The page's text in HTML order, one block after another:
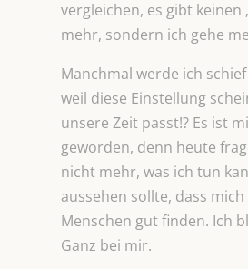
vergleichen, es gibt keinen
mehr, sondern ich gehe
Manchmal werde ich
weil diese Einstellung
unsere Zeit passt!? Es ist
geworden, denn heute
nicht mehr, was ich tun
aussehen sollte, dass
Menschen gut finden. Ich
Ganz bei mir.